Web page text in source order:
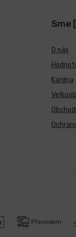
Sme
O nás
Kariéra